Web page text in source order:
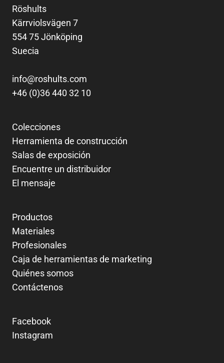
Röshults
Kärrviolsvägen 7
554 75 Jönköping
Suecia
info@roshults.com
+46 (0)36 440 32 10
Colecciones
Herramienta de construcción
Salas de exposición
Encuentre un distribuidor
El mensaje
Productos
Materiales
Profesionales
Caja de herramientas de marketing
Quiénes somos
Contáctenos
Facebook
Instagram